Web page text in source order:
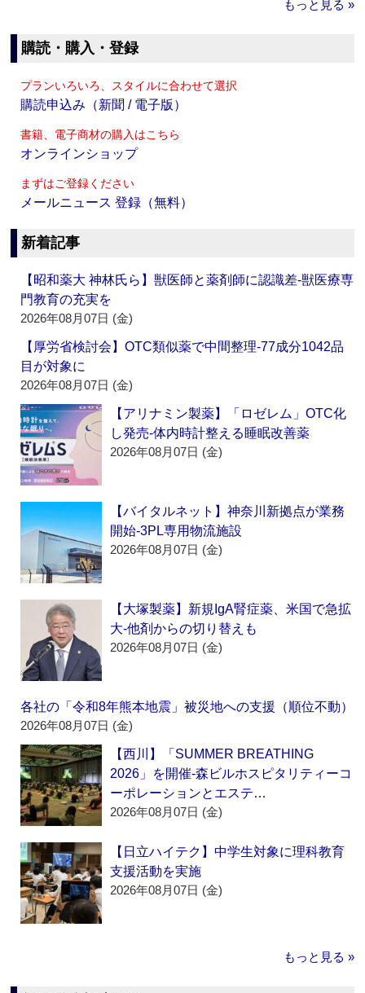
もっと見る »
購読・購入・登録
プランいろいろ、スタイルに合わせて選択
購読申込み（新聞 / 電子版）
書籍、電子商材の購入はこちら
オンラインショップ
まずはご登録ください
メールニュース 登録（無料）
新着記事
【昭和薬大 神林氏ら】獣医師と薬剤師に認識差‐獣医療専
門教育の充実を
2026年08月07日 (金)
【厚労省検討会】OTC類似薬で中間整理‐77成分1042品
目が対象に
2026年08月07日 (金)
【アリナミン製薬】「ロゼレム」OTC化
し発売‐体内時計整える睡眠改善薬
2026年08月07日 (金)
【バイタルネット】神奈川新拠点が業務
開始‐3PL専用物流施設
2026年08月07日 (金)
【大塚製薬】新規IgA腎症薬、米国で急拡
大‐他剤からの切り替えも
2026年08月07日 (金)
各社の「令和8年熊本地震」被災地への支援（順位不動）
2026年08月07日 (金)
【西川】「SUMMER BREATHING
2026」を開催‐森ビルホスピタリティーコ
ーポレーションとエステ…
2026年08月07日 (金)
【日立ハイテク】中学生対象に理科教育
支援活動を実施
2026年08月07日 (金)
もっと見る »